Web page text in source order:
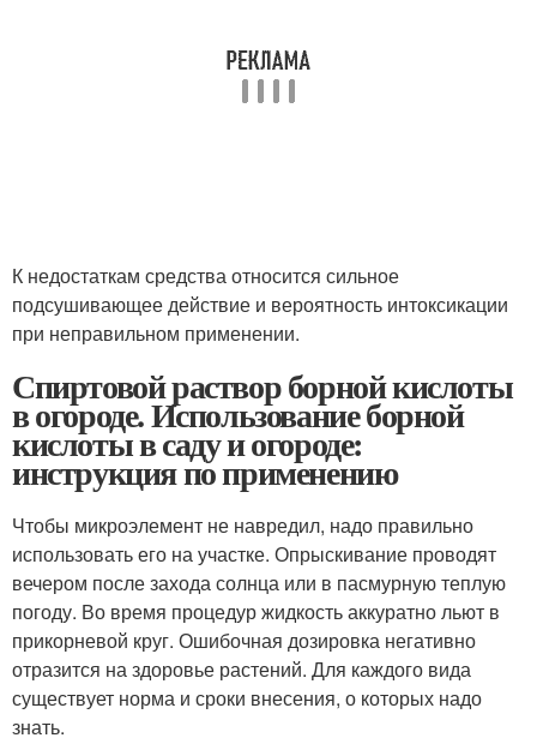
К недостаткам средства относится сильное
подсушивающее действие и вероятность интоксикации
при неправильном применении.
Спиртовой раствор борной кислоты
в огороде. Использование борной
кислоты в саду и огороде:
инструкция по применению
Чтобы микроэлемент не навредил, надо правильно
использовать его на участке. Опрыскивание проводят
вечером после захода солнца или в пасмурную теплую
погоду. Во время процедур жидкость аккуратно льют в
прикорневой круг. Ошибочная дозировка негативно
отразится на здоровье растений. Для каждого вида
существует норма и сроки внесения, о которых надо
знать.